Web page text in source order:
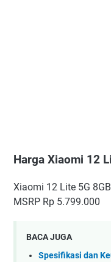
Harga Xiaomi 12
Xiaomi 12 Lite 5G
MSRP Rp 5.799.000
BACA JUGA
Spesifikasi dan